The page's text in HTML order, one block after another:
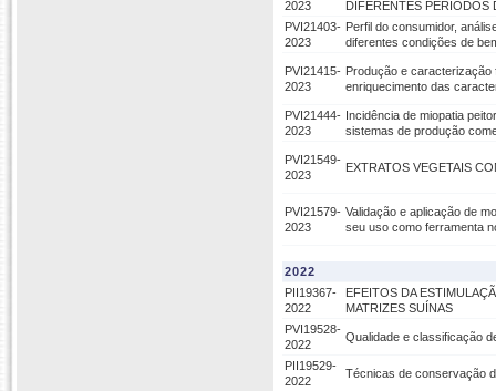
2023
DIFERENTES PERÍODOS
PVI21403-
2023
Perfil do consumidor,
diferentes condições de
PVI21415-
2023
Produção e
enriquecimento das
PVI21444-
2023
Incidência de miopatia
sistemas de produção
PVI21549-
2023
EXTRATOS VEGETAIS
PVI21579-
2023
Validação e aplicação de
seu uso como ferramenta
2022
PII19367-
2022
EFEITOS DA
MATRIZES SUÍNAS
PVI19528-
2022
Qualidade e classificação
PII19529-
2022
Técnicas de conservação